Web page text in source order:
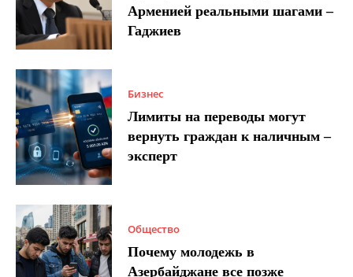
Арменией реальными шагами –
Гаджиев
Бизнес
Лимиты на переводы могут
вернуть граждан к наличным –
эксперт
Общество
Почему молодежь в
Азербайджане все позже